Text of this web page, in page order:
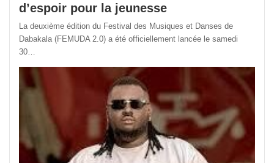
d’espoir pour la jeunesse
La deuxième édition du Festival des Musiques et Danses de
Dabakala (FEMUDA 2.0) a été officiellement lancée le samedi
30…